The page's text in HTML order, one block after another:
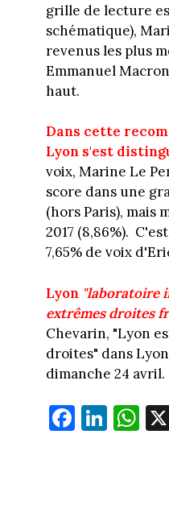
grille de lecture
schématique),
revenus les plus
Emmanuel
haut.
Dans cette
Lyon s'est
voix, Marine Le
score dans une
(hors Paris), mais
2017 (8,86%).
7,65% de voix
Lyon "laboratoire
extrêmes droites
Chevarin, "Lyon
droites" dans
dimanche 24 avril.
Fa
ce
Li
nk
W
ha